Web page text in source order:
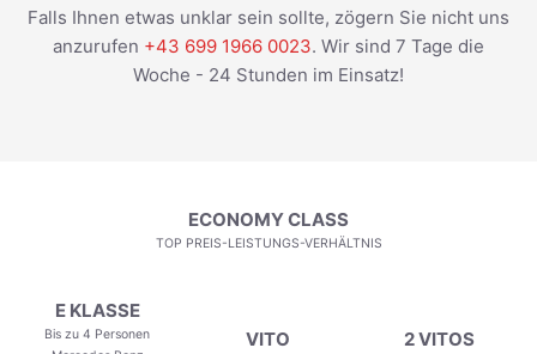
Falls Ihnen etwas unklar sein sollte, zögern Sie nicht uns
anzurufen +43 699 1966 0023. Wir sind 7 Tage die
Woche - 24 Stunden im Einsatz!
ECONOMY CLASS
TOP PREIS-LEISTUNGS-VERHÄLTNIS
E KLASSE
Bis zu 4 Personen
VITO 2 VITOS